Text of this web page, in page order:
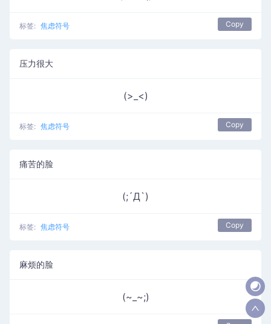
标签: 焦虑符号 Copy
压力很大
(>_<)
标签: 焦虑符号 Copy
痛苦的脸
(;´Д`)
标签: 焦虑符号 Copy
麻烦的脸
(~_~;)